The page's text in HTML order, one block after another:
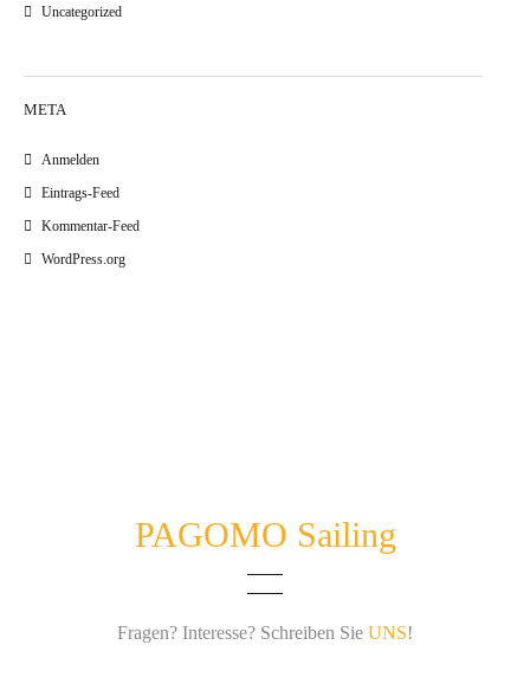
Uncategorized
META
Anmelden
Eintrags-Feed
Kommentar-Feed
WordPress.org
PAGOMO Sailing
Fragen? Interesse? Schreiben Sie UNS!